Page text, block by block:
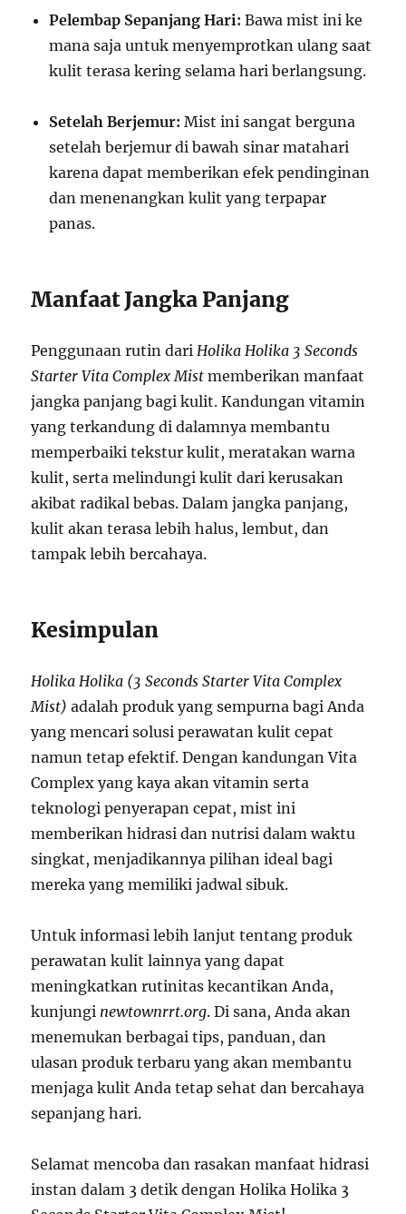
Pelembap Sepanjang Hari: Bawa mist ini ke
mana saja untuk menyemprotkan ulang saat
kulit terasa kering selama hari berlangsung.
Setelah Berjemur: Mist ini sangat berguna
setelah berjemur di bawah sinar matahari
karena dapat memberikan efek pendinginan
dan menenangkan kulit yang terpapar
panas.
Manfaat Jangka Panjang
Penggunaan rutin dariHolika Holika 3 Seconds
Starter Vita Complex Mist memberikan manfaat
jangka panjang bagi kulit. Kandungan vitamin
yang terkandung di dalamnya membantu
memperbaiki tekstur kulit, meratakan warna
kulit, serta melindungi kulit dari kerusakan
akibat radikal bebas. Dalam jangka panjang,
kulit akan terasa lebih halus, lembut, dan
tampak lebih bercahaya.
Kesimpulan
Holika Holika (3 Seconds Starter Vita Complex
Mist) adalah produk yang sempurna bagi Anda
yang mencari solusi perawatan kulit cepat
namun tetap efektif. Dengan kandungan Vita
Complex yang kaya akan vitamin serta
teknologi penyerapan cepat, mist ini
memberikan hidrasi dan nutrisi dalam waktu
singkat, menjadikannya pilihan ideal bagi
mereka yang memiliki jadwal sibuk.
Untuk informasi lebih lanjut tentang produk
perawatan kulit lainnya yang dapat
meningkatkan rutinitas kecantikan Anda,
kunjungi newtownrrt.org. Di sana, Anda akan
menemukan berbagai tips, panduan, dan
ulasan produk terbaru yang akan membantu
menjaga kulit Anda tetap sehat dan bercahaya
sepanjang hari.
Selamat mencoba dan rasakan manfaat hidrasi
instan dalam 3 detik dengan Holika Holika 3